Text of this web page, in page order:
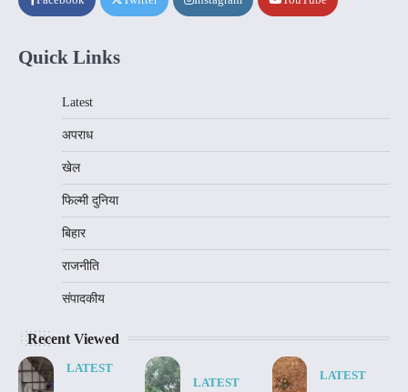
Quick Links
Latest
अपराध
खेल
फिल्मी दुनिया
बिहार
राजनीति
संपादकीय
Recent Viewed
LATEST
LATEST
LATEST